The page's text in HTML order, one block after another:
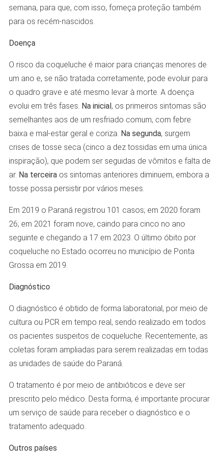
semana, para que, com isso, forneça proteção também
para os recém-nascidos.
Doença
O risco da coqueluche é maior para crianças menores de
um ano e, se não tratada corretamente, pode evoluir para
o quadro grave e até mesmo levar à morte. A doença
evolui em três fases. Na inicial, os primeiros sintomas são
semelhantes aos de um resfriado comum, com febre
baixa e mal-estar geral e coriza. Na segunda, surgem
crises de tosse seca (cinco a dez tossidas em uma única
inspiração), que podem ser seguidas de vômitos e falta de
ar. Na terceira os sintomas anteriores diminuem, embora a
tosse possa persistir por vários meses.
Em 2019 o Paraná registrou 101 casos; em 2020 foram
26; em 2021 foram nove, caindo para cinco no ano
seguinte e chegando a 17 em 2023. O último óbito por
coqueluche no Estado ocorreu no município de Ponta
Grossa em 2019.
Diagnóstico
O diagnóstico é obtido de forma laboratorial, por meio de
cultura ou PCR em tempo real, sendo realizado em todos
os pacientes suspeitos de coqueluche. Recentemente, as
coletas foram ampliadas para serem realizadas em todas
as unidades de saúde do Paraná.
O tratamento é por meio de antibióticos e deve ser
prescrito pelo médico. Desta forma, é importante procurar
um serviço de saúde para receber o diagnóstico e o
tratamento adequado.
Outros países